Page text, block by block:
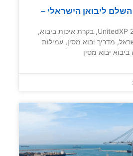
השלם ליבואן הישראלי –
עורך ראשי יולי 24, 2026 UnitedXP, בקרת איכות ביבוא,
מדריך יבוא מסין, עמילות
יבוא מסין